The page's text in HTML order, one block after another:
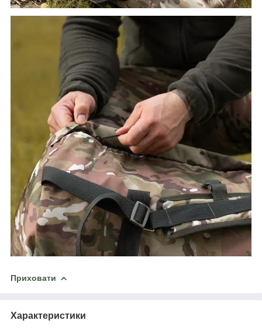
Приховати
Характеристики